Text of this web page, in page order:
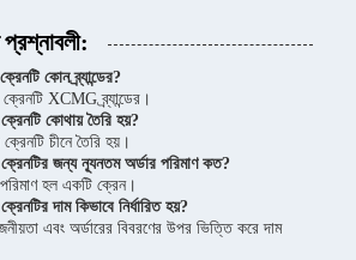
কোন ব্র্যান্ডের?
XCMG ব্র্যান্ডের।
কোথায় তৈরি হয়?
চীনে তৈরি হয়।
জন্য ন্যূনতম অর্ডার পরিমাণ কত?
হল একটি ক্রেন।
দাম কিভাবে নির্ধারিত হয়?
এবং অর্ডারের বিবরণের উপর ভিত্তি করে দাম